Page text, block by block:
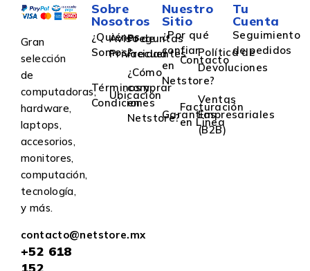
Gran
selección
de
computadoras,
hardware,
laptops,
accesorios,
monitores,
computación,
tecnología,
y más.
contacto@netstore.mx
+52 618
Sobre
Nosotros
¿Quiénes
Somos?
Aviso de
Privacidad
Preguntas
Frecuentes
Términos y
Condiciones
Ubicación
¿Cómo
comprar
en
Netstore?
Nuestro
Sitio
¿Por qué
confiar
en
Netstore?
Contacto
Política de
Devoluciones
Garantías
Facturación
en Linea
Ventas
Empresariales
(B2B)
Tu
Cuenta
Seguimiento
de pedidos